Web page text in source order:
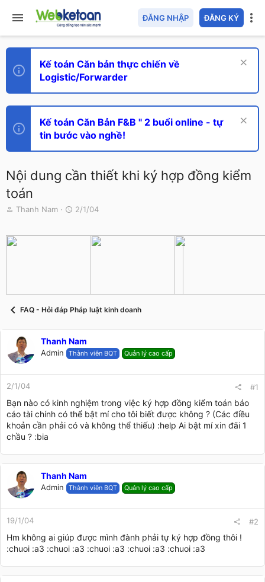
ĐĂNG NHẬP ĐĂNG KÝ
Kế toán Căn bản thực chiến về
Logistic/Forwarder
Kế toán Căn Bản F&B " 2 buổi online - tự
tin bước vào nghề!
Nội dung cần thiết khi ký hợp đồng kiểm
toán
T
e
a
r
Thanh Nam
N
2/1/04
FAQ - Hỏi đáp Pháp luật kinh doanh
Thanh Nam
Admin Thành viên BQT Quản lý cao cấp
2/1/04 #1
Bạn nào có kinh nghiệm trong việc ký hợp đồng kiểm toán báo
cáo tài chính có thể bật mí cho tôi biết được không ? (Các điều
khoản cần phải có và không thể thiếu) :help Ai bật mí xin đãi 1
chầu ? :bia
Thanh Nam
Admin Thành viên BQT Quản lý cao cấp
19/1/04 #2
Hm không ai giúp được mình đành phải tự ký hợp đồng thôi !
:chuoi :a3 :chuoi :a3 :chuoi :a3 :chuoi :a3 :chuoi :a3